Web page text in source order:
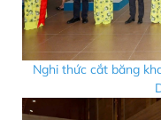
Nghi thức cắt băng